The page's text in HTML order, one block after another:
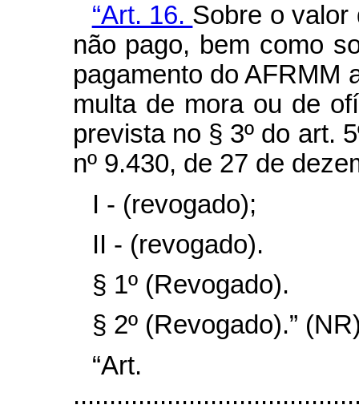
“Art. 16. Sobre o valor
não pago, bem como
pagamento do AFRMM
multa de mora ou de
prevista no § 3º do art.
nº 9.430, de 27 de
I - (revogado);
II - (revogado).
§ 1º (Revogado).
§ 2º (Revogado).”